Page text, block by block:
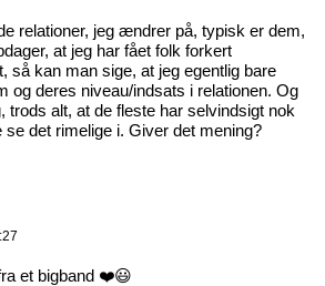
relationer, jeg ændrer på, typisk er dem,
at jeg har fået folk forkert
så kan man sige, at jeg egentlig bare
og deres niveau/indsats i relationen. Og
trods alt, at de fleste har selvindsigt nok
se det rimelige i. Giver det mening?
et bigband ❤️😃